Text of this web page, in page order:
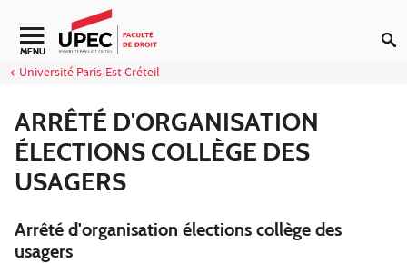
Aller au contenu
MENU
Université Paris-Est Créteil
ARRÊTÉ D'ORGANISATION
ÉLECTIONS COLLÈGE DES
USAGERS
Arrêté d'organisation élections collège des
usagers